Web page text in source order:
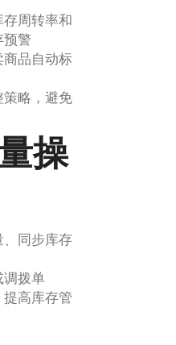
周转率和
预警
商品自动标
略，避免
操
同步库存
拨单
高库存管